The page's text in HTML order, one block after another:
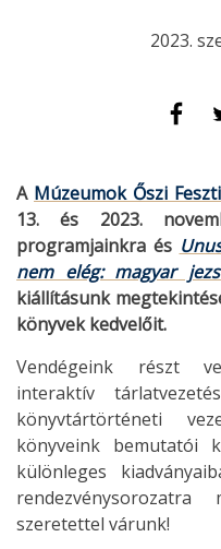
2023.
A Múzeumok Őszi
13. és 2023.
programjainkra és
nem elég: magyar
kiállításunk
könyvek kedvelőit.
Vendégeink részt
interaktív
könyvtártörténeti
könyveink bemutatói
különleges
szeretettel várunk!